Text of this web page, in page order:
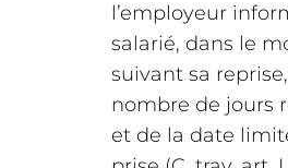
l’employeur
salarié, dans le
suivant sa
nombre de jours
et de la date